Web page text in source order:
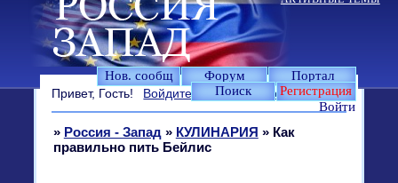
Нов. сообщ Форум
Портал
Поиск
Регистрация
Войти
Привет, Гость! Войдите илизарегистрируйтесь.
» Россия - Запад » КУЛИНАРИЯ » Как
правильно пить Бейлис